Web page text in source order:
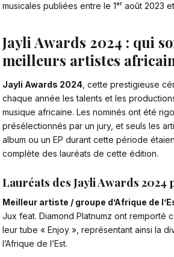
musicales publiées entre le 1ᵉʳ août 2023
Jayli Awards 2024 : qui
meilleurs artistes
Jayli Awards 2024 , cette prestigieuse
chaque année les talents et les
musique africaine. Les nominés ont été
présélectionnés par un jury, et seuls les
album ou un EP durant cette période
complète des lauréats de cette édition.
Lauréats des Jayli Awards 2024
Meilleur artiste / groupe d’Afrique de
Jux feat. Diamond Platnumz ont remporté
leur tube « Enjoy », représentant ainsi la
l’Afrique de l’Est.